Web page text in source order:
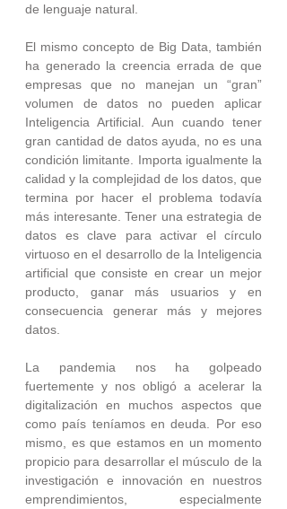
de lenguaje natural.
El mismo concepto de Big Data, también
ha generado la creencia errada de que
empresas que no manejan un “gran”
volumen de datos no pueden aplicar
Inteligencia Artificial. Aun cuando tener
gran cantidad de datos ayuda, no es una
condición limitante. Importa igualmente la
calidad y la complejidad de los datos, que
termina por hacer el problema todavía
más interesante. Tener una estrategia de
datos es clave para activar el círculo
virtuoso en el desarrollo de la Inteligencia
artificial que consiste en crear un mejor
producto, ganar más usuarios y en
consecuencia generar más y mejores
datos.
La pandemia nos ha golpeado
fuertemente y nos obligó a acelerar la
digitalización en muchos aspectos que
como país teníamos en deuda. Por eso
mismo, es que estamos en un momento
propicio para desarrollar el músculo de la
investigación e innovación en nuestros
emprendimientos, especialmente